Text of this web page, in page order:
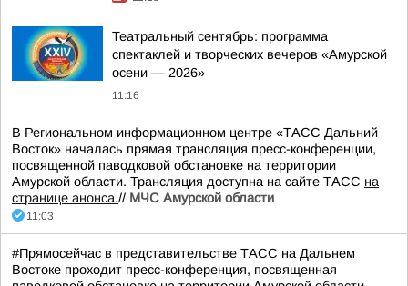
Театральный сентябрь: программа
спектаклей и творческих вечеров «Амурской
осени — 2026»
11:16
В Региональном информационном центре «ТАСС Дальний
Восток» началась прямая трансляция пресс-конференции,
посвященной паводковой обстановке на территории
Амурской области. Трансляция доступна на сайте ТАСС на
странице анонса.// МЧС Амурской области
11:03
#Прямосейчас в представительстве ТАСС на Дальнем
Востоке проходит пресс-конференция, посвященная